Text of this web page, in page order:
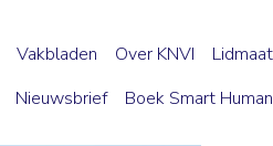
Nieuwsbrief Boek Smart
Vakbladen Over KNVI